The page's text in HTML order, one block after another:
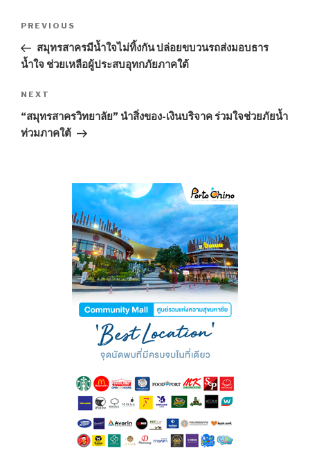
Post
Previous
Post
PREVIOUS
สมุทรสาครมีน้ำใจไม่ทิ้งกัน ปล่อยขบวนรถส่งมอบธาร
น้ำใจ ช่วยเหลือผู้ประสบอุทกภัยภาคใต้
Next
Post
NEXT
“สมุทรสาครวิทยาลัย” นำสิ่งของ-เงินบริจาค ร่วมใจช่วยภัยน้ำ
ท่วมภาคใต้